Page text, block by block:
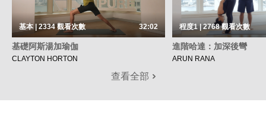
基本 | 2334 觀看次數 32:02
基礎阿斯湯加瑜伽
CLAYTON HORTON
程度1 | 2768觀看次數
進階哈達：加深後彎
ARUN RANA
查看全部